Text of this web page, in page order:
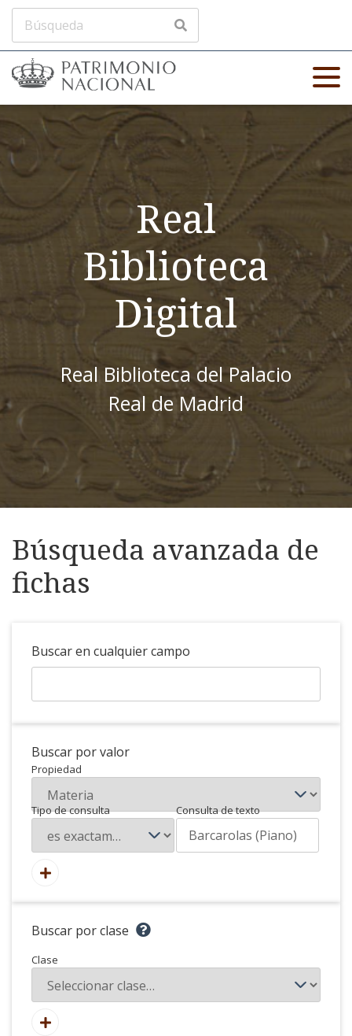
Real
Biblioteca
Digital
Real Biblioteca del Palacio
Real de Madrid
Búsqueda avanzada de
fichas
Buscar en cualquier campo
Buscar por valor
Propiedad
Tipo de consulta Consulta de texto
Buscar por clase
Clase